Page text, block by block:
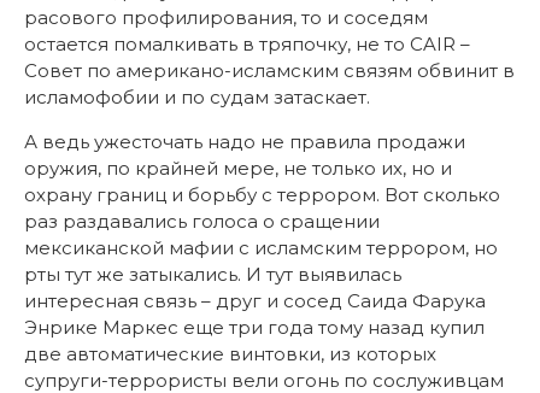
расового профилирования, то и соседям
остается помалкивать в тряпочку, не то CAIR –
Совет по американо-исламским связям обвинит в
исламофобии и по судам затаскает.
А ведь ужесточать надо не правила продажи
оружия, по крайней мере, не только их, но и
охрану границ и борьбу с террором. Вот сколько
раз раздавались голоса о сращении
мексиканской мафии с исламским террором, но
рты тут же затыкались. И тут выявилась
интересная связь – друг и сосед Саида Фарука
Энрике Маркес еще три года тому назад купил
две автоматические винтовки, из которых
супруги-террористы вели огонь по сослуживцам